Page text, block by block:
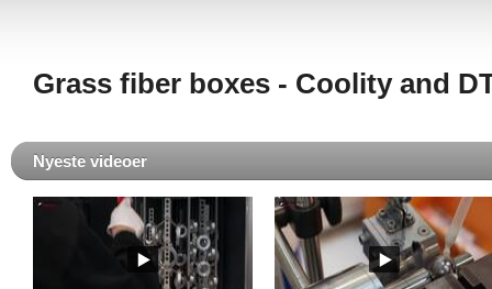
Grass fiber boxes - Coolity and
Nyeste videoer